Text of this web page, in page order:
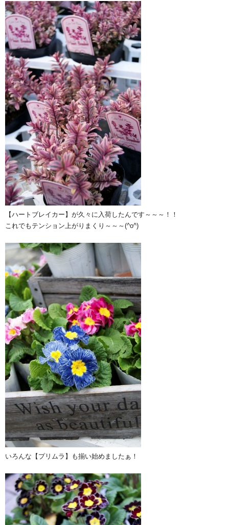
【ハートブレイカー】が久々に入荷したんです～～～！！
これでもテンション上がりまくり～～～(^o^)
いろんな【プリムラ】も揃い始めましたぁ！